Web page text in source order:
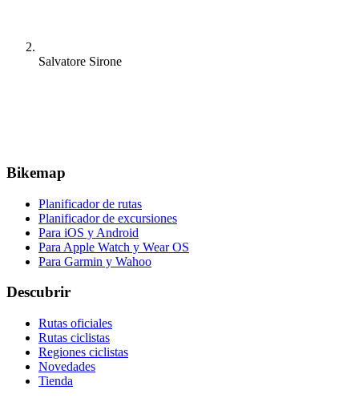
Salvatore Sirone
Bikemap
Planificador de rutas
Planificador de excursiones
Para iOS y Android
Para Apple Watch y Wear OS
Para Garmin y Wahoo
Descubrir
Rutas oficiales
Rutas ciclistas
Regiones ciclistas
Novedades
Tienda